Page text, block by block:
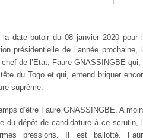
la date butoir du 08 janvier 2020 pour
présidentielle de l’année prochaine,
de l’Etat, Faure GNASSINGBE qui,
du Togo et qui, entend briguer
suprême.
d’être Faure GNASSINGBE. A
du dépôt de candidature à ce scrutin,
pressions. Il est ballotté.